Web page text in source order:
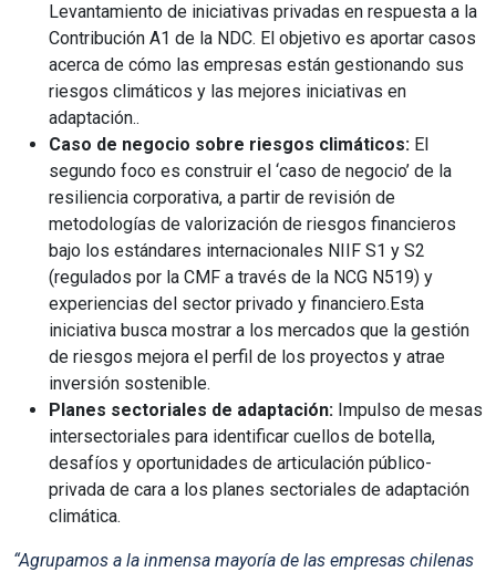
Levantamiento de iniciativas privadas en respuesta a la
Contribución A1 de la NDC. El objetivo es aportar casos
acerca de cómo las empresas están gestionando sus
riesgos climáticos y las mejores iniciativas en
adaptación..
Caso de negocio sobre riesgos climáticos: El
segundo foco es construir el ‘caso de negocio’ de la
resiliencia corporativa, a partir de revisión de
metodologías de valorización de riesgos financieros
bajo los estándares internacionales NIIF S1 y S2
(regulados por la CMF a través de la NCG N519) y
experiencias del sector privado y financiero.Esta
iniciativa busca mostrar a los mercados que la gestión
de riesgos mejora el perfil de los proyectos y atrae
inversión sostenible.
Planes sectoriales de adaptación: Impulso de mesas
intersectoriales para identificar cuellos de botella,
desafíos y oportunidades de articulación público-
privada de cara a los planes sectoriales de adaptación
climática.
“Agrupamos a la inmensa mayoría de las empresas chilenas